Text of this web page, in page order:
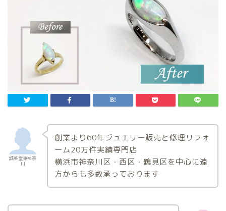
誠美堂東神奈
川
創業より60年ジュエリー販売と修理リフォ
ーム20万件実績専門店
横浜市神奈川区・西区・鶴見区を中心に遠
方からも多数承っております